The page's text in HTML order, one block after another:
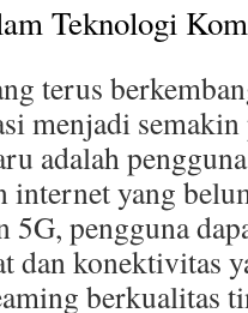
Teknologi
terus
menjadi semakin
adalah
internet yang
5G, pengguna
dan konektivitas
berkualitas